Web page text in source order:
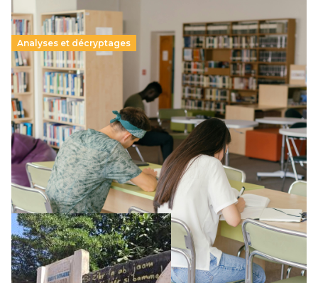
Analyses et décryptages
Supérieur privé : une dérive qui met à mal la
promesse républicaine
11 juillet 2026-
Le projet de loi sur la régulation de l’enseignement
supérieur privé met en lumière l’amplification d’un système
qui relègue l’acte pédagogique au superfétatoire, voire à…
Lire la suite →